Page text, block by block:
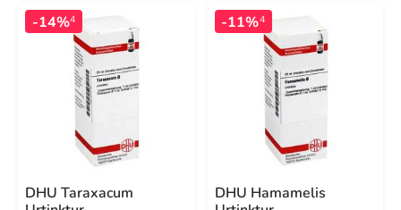
-14%4
DHU Taraxacum
-11%4
DHU Hamamelis